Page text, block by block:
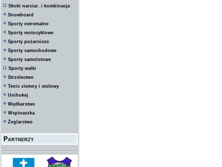
Skoki narciar. i kombinacja
Snowboard
Sporty extremalne
Sporty motocyklowe
Sporty pożarnicze
Sporty samochodowe
Sporty samolotowe
Sporty walki
Strzelectwo
Tenis ziemny i stołowy
Unihokej
Wędkarstwo
Wspinaczka
Żeglarstwo
Partnerzy